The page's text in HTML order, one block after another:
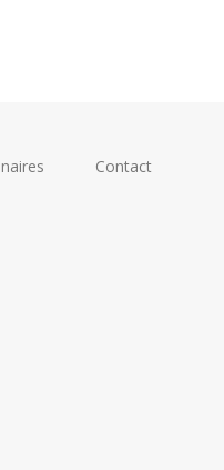
Contact